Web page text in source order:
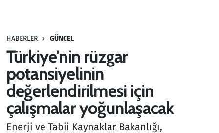
HABERLER GÜNCEL
Türkiye'nin rüzgar
potansiyelinin
değerlendirilmesi için
çalışmalar yoğunlaşacak
Enerji ve Tabii Kaynaklar Bakanlığı,
Haber
Kültür Sanat
Kurumsal Haberler
Lezzet Durağı